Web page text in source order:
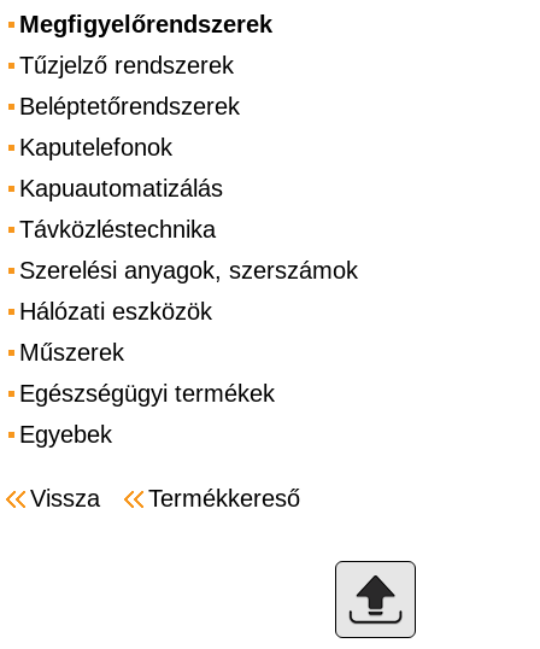
Megfigyelőrendszerek
Tűzjelző rendszerek
Beléptetőrendszerek
Kaputelefonok
Kapuautomatizálás
Távközléstechnika
Szerelési anyagok, szerszámok
Hálózati eszközök
Műszerek
Egészségügyi termékek
Egyebek
Vissza Termékkereső